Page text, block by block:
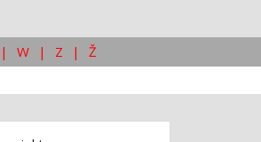
| W | Z | Ž